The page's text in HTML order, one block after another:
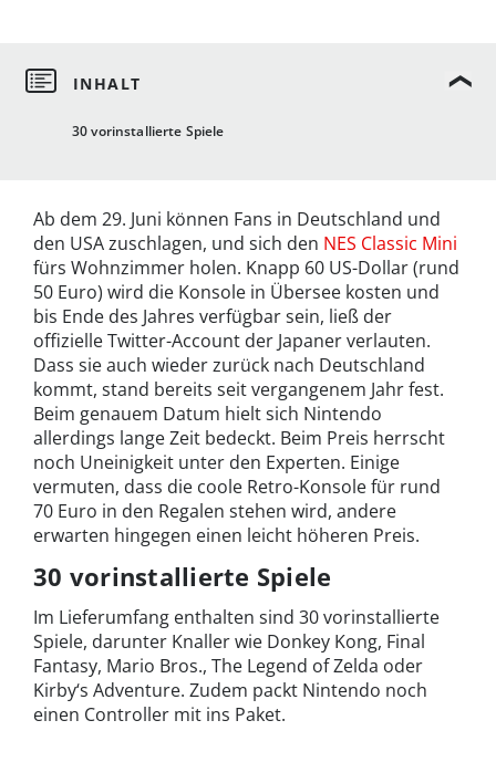
30 vorinstallierte Spiele
Ab dem 29. Juni können Fans in Deutschland und
den USA zuschlagen, und sich den NES Classic Mini
fürs Wohnzimmer holen. Knapp 60 US-Dollar (rund
50 Euro) wird die Konsole in Übersee kosten und
bis Ende des Jahres verfügbar sein, ließ der
offizielle Twitter-Account der Japaner verlauten.
Dass sie auch wieder zurück nach Deutschland
kommt, stand bereits seit vergangenem Jahr fest.
Beim genauem Datum hielt sich Nintendo
allerdings lange Zeit bedeckt. Beim Preis herrscht
noch Uneinigkeit unter den Experten. Einige
vermuten, dass die coole Retro-Konsole für rund
70 Euro in den Regalen stehen wird, andere
erwarten hingegen einen leicht höheren Preis.
30 vorinstallierte Spiele
Im Lieferumfang enthalten sind 30 vorinstallierte
Spiele, darunter Knaller wie Donkey Kong, Final
Fantasy, Mario Bros., The Legend of Zelda oder
Kirby‘s Adventure. Zudem packt Nintendo noch
einen Controller mit ins Paket.